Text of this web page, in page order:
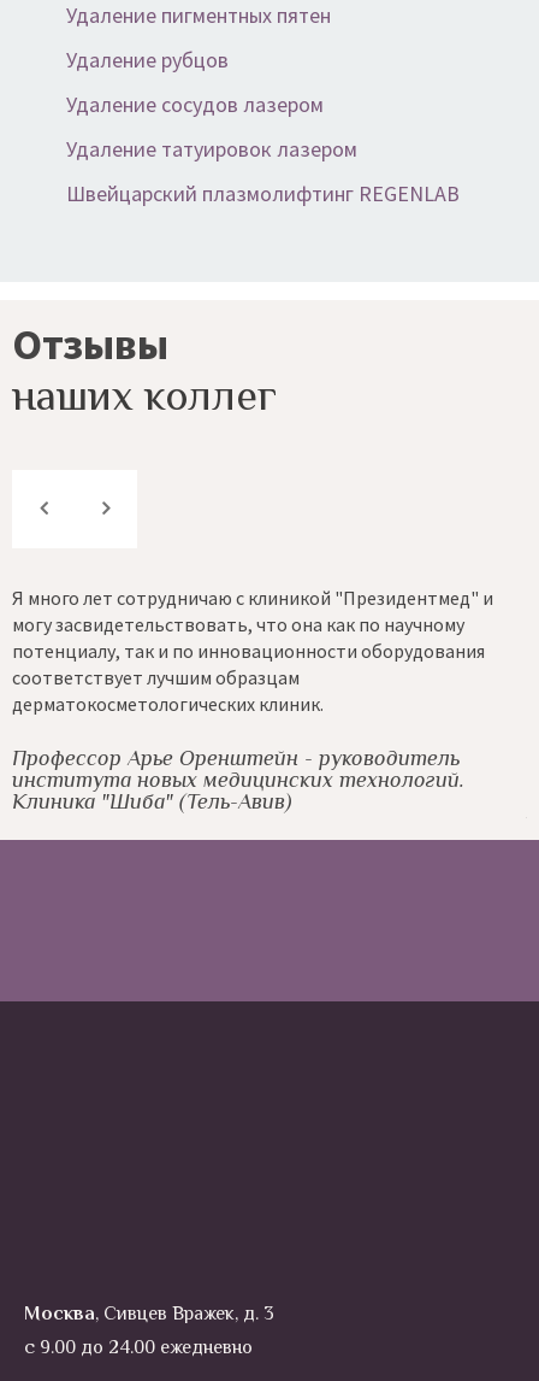
Удаление пигментных пятен
Удаление рубцов
Удаление сосудов лазером
Удаление татуировок лазером
Швейцарский плазмолифтинг REGENLAB
Отзывы
наших коллег
Я много лет сотрудничаю с клиникой "Президентмед" и
могу засвидетельствовать, что она как по научному
потенциалу, так и по инновационности оборудования
соответствует лучшим образцам
дерматокосметологических клиник.
Профессор Арье Оренштейн - руководитель
института новых медицинских технологий.
Клиника "Шиба" (Тель-Авив)
Москва, Сивцев Вражек, д. 3
с 9.00 до 24.00 ежедневно